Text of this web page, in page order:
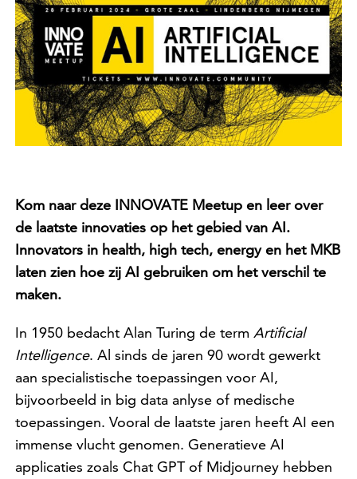
Kom naar deze INNOVATE Meetup en leer over
de laatste innovaties op het gebied van AI.
Innovators in health, high tech, energy en het MKB
laten zien hoe zij AI gebruiken om het verschil te
maken.
In 1950 bedacht Alan Turing de term Artificial
Intelligence. Al sinds de jaren 90 wordt gewerkt
aan specialistische toepassingen voor AI,
bijvoorbeeld in big data anlyse of medische
toepassingen. Vooral de laatste jaren heeft AI een
immense vlucht genomen. Generatieve AI
applicaties zoals Chat GPT of Midjourney hebben